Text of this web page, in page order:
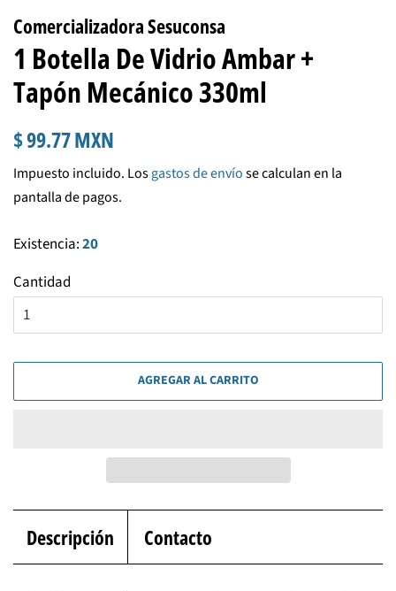
Comercializadora Sesuconsa
1 Botella De Vidrio Ambar +
Tapón Mecánico 330ml
Precio
$ 99.77 MXN
venta
Impuesto incluido. Losgastos de envíose calculan en la
pantalla de pagos.
Existencia:20
Cantidad
AGREGAR AL CARRITO
Descripción Contacto